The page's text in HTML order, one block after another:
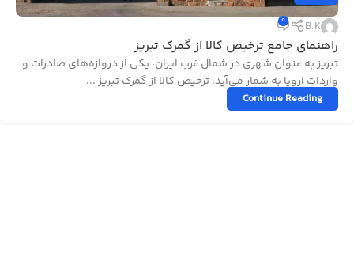
B.K
0
راهنمای جامع ترخیص کالا از گمرک تبریز
تبریز به عنوان شهری در شمال غرب ایران، یکی از دروازه‌های صادرات و
واردات اروپا به شمار می‌آید. ترخیص کالا از گمرک تبریز ...
Continue Reading